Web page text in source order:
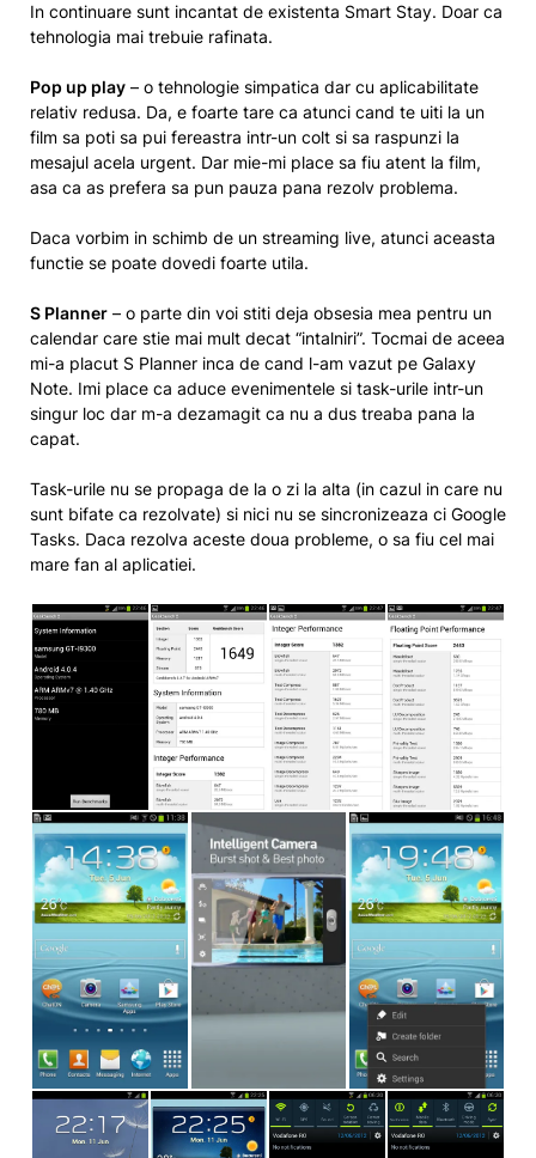
In continuare sunt incantat de existenta Smart Stay. Doar ca
tehnologia mai trebuie rafinata.
Pop up play – o tehnologie simpatica dar cu aplicabilitate
relativ redusa. Da, e foarte tare ca atunci cand te uiti la un
film sa poti sa pui fereastra intr-un colt si sa raspunzi la
mesajul acela urgent. Dar mie-mi place sa fiu atent la film,
asa ca as prefera sa pun pauza pana rezolv problema.
Daca vorbim in schimb de un streaming live, atunci aceasta
functie se poate dovedi foarte utila.
S Planner – o parte din voi stiti deja obsesia mea pentru un
calendar care stie mai mult decat “intalniri”. Tocmai de aceea
mi-a placut S Planner inca de cand l-am vazut pe Galaxy
Note. Imi place ca aduce evenimentele si task-urile intr-un
singur loc dar m-a dezamagit ca nu a dus treaba pana la
capat.
Task-urile nu se propaga de la o zi la alta (in cazul in care nu
sunt bifate ca rezolvate) si nici nu se sincronizeaza ci Google
Tasks. Daca rezolva aceste doua probleme, o sa fiu cel mai
mare fan al aplicatiei.